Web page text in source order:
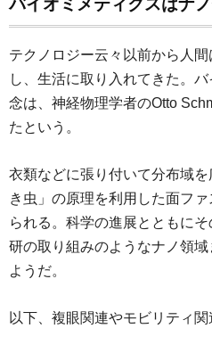
バイオミメティクスはナ
テクノロジー云々以前から人
し、生活に取り入れてきた。
念は、神経物理学者のOtto
たという。
衣類などに張り付いて分布域
き虫」の原理を利用した面フ
られる。科学の進展とともに
研の取り組みのようなナノ領
ようだ。
以下、複眼関連やモビリティ関